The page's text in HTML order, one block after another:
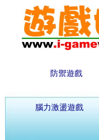
防禦遊戲
腦力激盪遊戲